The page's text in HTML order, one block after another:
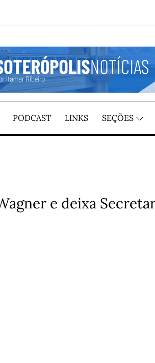
RIBEIRO
PODCAST LINKS SEÇÕES
e deixa